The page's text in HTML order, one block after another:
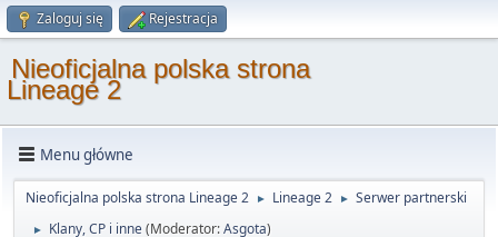
Zaloguj się Rejestracja
Nieoficjalna polska strona
Lineage 2
Menu główne
Nieoficjalna polska strona Lineage 2 ► Lineage 2 ► Serwer partnerski
► Klany, CP i inne(Moderator:Asgota)